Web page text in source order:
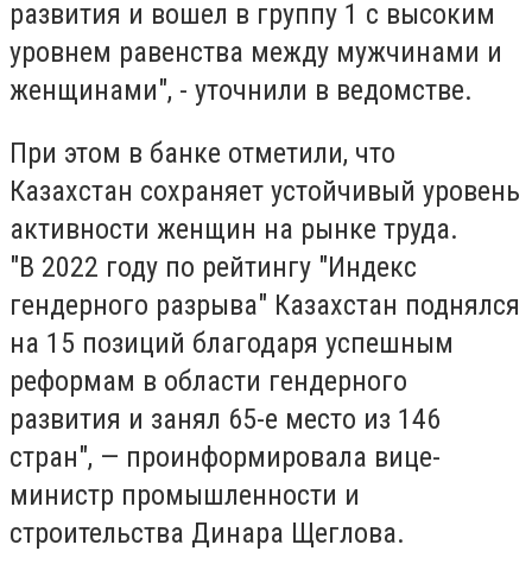
развития и вошел в группу 1 с высоким
уровнем равенства между мужчинами и
женщинами", - уточнили в ведомстве.
При этом в банке отметили, что
Казахстан сохраняет устойчивый уровень
активности женщин на рынке труда.
"В 2022 году по рейтингу "Индекс
гендерного разрыва" Казахстан поднялся
на 15 позиций благодаря успешным
реформам в области гендерного
развития и занял 65-е место из 146
стран", — проинформировала вице-
министр промышленности и
строительства Динара Щеглова.